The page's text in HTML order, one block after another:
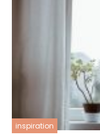
inspiration